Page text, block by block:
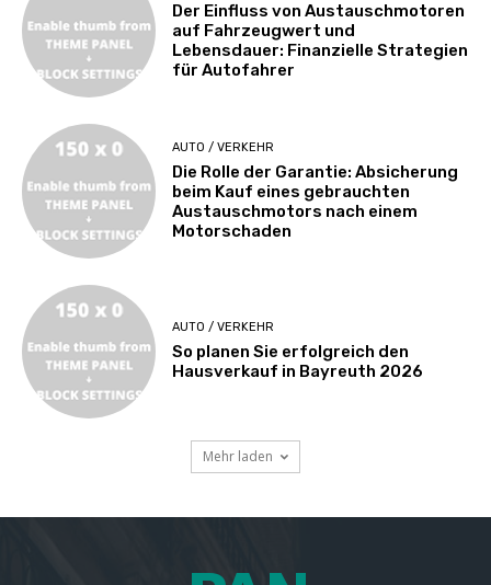
Der Einfluss von Austauschmotoren
auf Fahrzeugwert und
Lebensdauer: Finanzielle Strategien
für Autofahrer
AUTO / VERKEHR
Die Rolle der Garantie: Absicherung
beim Kauf eines gebrauchten
Austauschmotors nach einem
Motorschaden
AUTO / VERKEHR
So planen Sie erfolgreich den
Hausverkauf in Bayreuth 2026
Mehr laden